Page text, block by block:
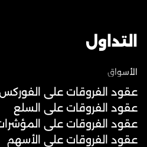
التداول
الأسواق
عقود الفروقات على
عقود الفروقات على السلع
عقود الفروقات على
عقود الفروقات على الأسهم